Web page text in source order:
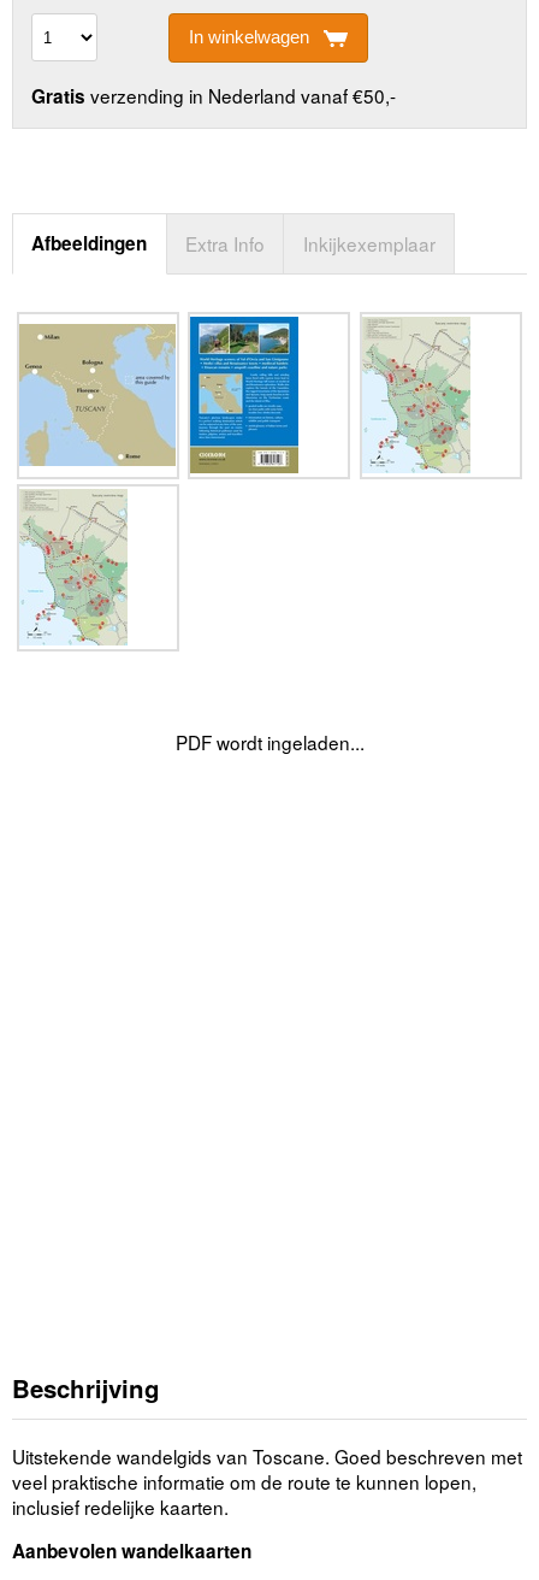
In winkelwagen
Gratis verzending in Nederland vanaf €50,-
Afbeeldingen Extra Info Inkijkexemplaar
PDF wordt ingeladen...
Beschrijving
Uitstekende wandelgids van Toscane. Goed beschreven met
veel praktische informatie om de route te kunnen lopen,
inclusief redelijke kaarten.
Aanbevolen wandelkaarten